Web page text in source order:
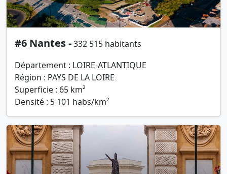
#6 Nantes -332 515 habitants
Département : LOIRE-ATLANTIQUE
Région : PAYS DE LA LOIRE
Superficie : 65 km²
Densité : 5 101 habs/km²